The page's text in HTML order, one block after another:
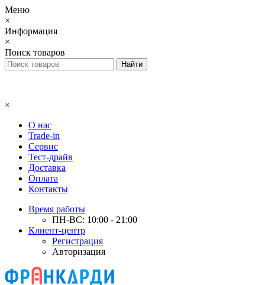
Меню
×
Информация
×
Поиск товаров
×
О нас
Trade-in
Сервис
Тест-драйв
Доставка
Оплата
Контакты
Время работы
ПН-ВС: 10:00 - 21:00
Клиент-центр
Регистрация
Авторизация